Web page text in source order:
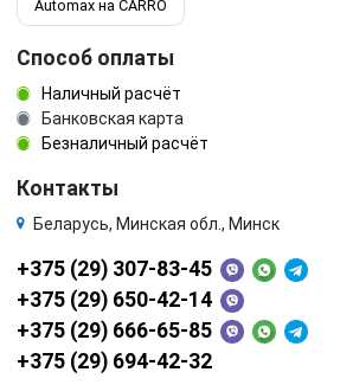
Automax на CARRO
Способ оплаты
Наличный расчёт
Банковская карта
Безналичный расчёт
Контакты
Беларусь, Минская обл., Минск
+375 (29) 307-83-45
+375 (29) 650-42-14
+375 (29) 666-65-85
+375 (29) 694-42-32